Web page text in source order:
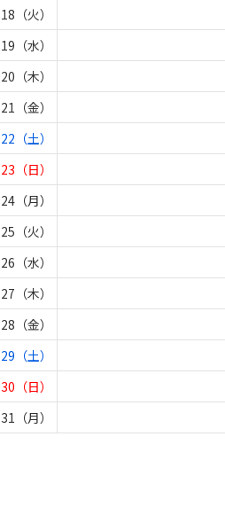
18（火）
19（水）
20（木）
21（金）
22（土）
23（日）
24（月）
25（火）
26（水）
27（木）
28（金）
29（土）
30（日）
31（月）